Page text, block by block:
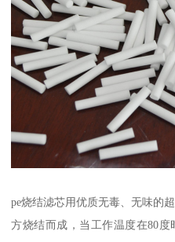
pe烧结滤芯用优质无毒、无味的
方烧结而成，当工作温度在80度